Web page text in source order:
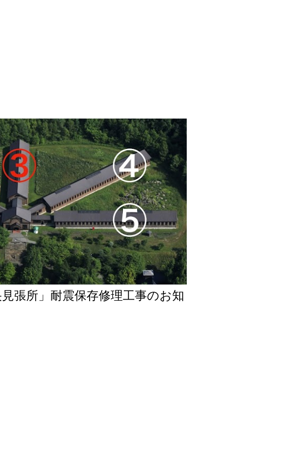
張所」耐震保存修理工事のお知